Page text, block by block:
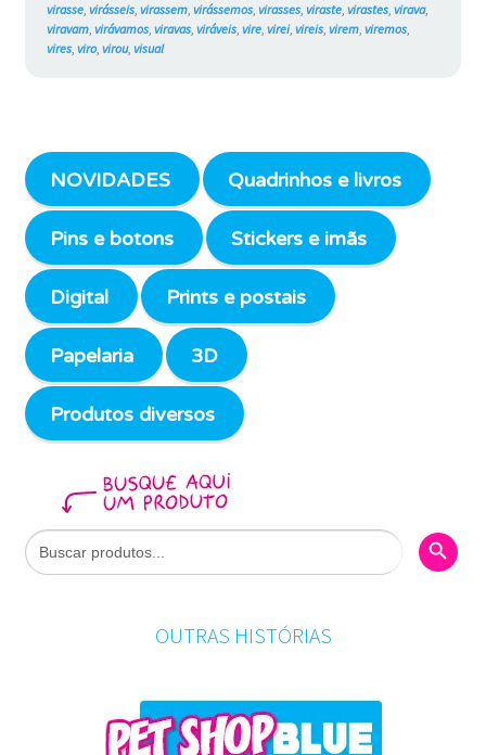
virasse, virásseis, virassem, virássemos, virasses, viraste, virastes, virava,
viravam, virávamos, viravas, viráveis, vire, virei, vireis, virem, viremos,
vires, viro, virou, visual
NOVIDADES Quadrinhos e livros
Pins e botons Stickers e imãs
Digital Prints e postais
Papelaria 3D
Produtos diversos
Search
for:
Search
OUTRAS HISTÓRIAS